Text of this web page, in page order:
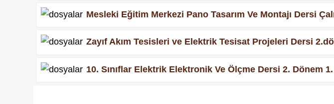
Mesleki Eğitim Merkezi Pano Tasarım Ve Montajı Dersi
Zayıf Akım Tesisleri ve Elektrik Tesisat Projeleri Dersi
10. Sınıflar Elektrik Elektronik Ve Ölçme Dersi 2. Dönem 1.